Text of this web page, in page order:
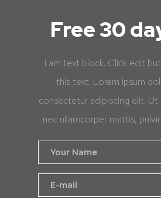
Free 30
I am text block. Click edit
this text. Lorem ipsum
consectetur adipiscing elit. Ut
nec ullamcorper mattis,